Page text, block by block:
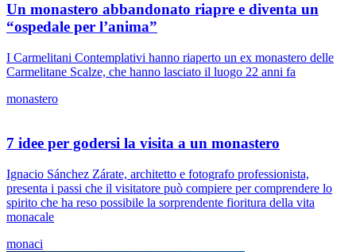
Un monastero abbandonato riapre e diventa un
“ospedale per l’anima”
I Carmelitani Contemplativi hanno riaperto un ex monastero delle
Carmelitane Scalze, che hanno lasciato il luogo 22 anni fa
monastero
7 idee per godersi la visita a un monastero
Ignacio Sánchez Zárate, architetto e fotografo professionista,
presenta i passi che il visitatore può compiere per comprendere lo
spirito che ha reso possibile la sorprendente fioritura della vita
monacale
monaci